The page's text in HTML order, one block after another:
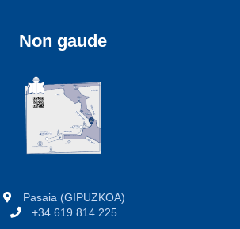
Non gaude
Pasaia (GIPUZKOA)
+34 619 814 225